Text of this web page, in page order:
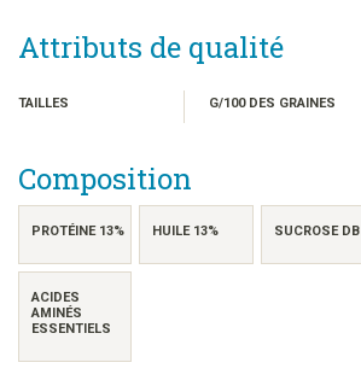
Attributs de qualité
TAILLES G/100 DES GRAINES
Composition
PROTÉINE 13% HUILE 13% SUCROSE DB
ACIDES
AMINÉS
ESSENTIELS